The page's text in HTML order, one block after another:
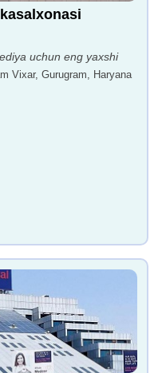
Smita Vats
Stuti Gupta
uchun eng yaxshi
Vixar, Gurugram, Haryana